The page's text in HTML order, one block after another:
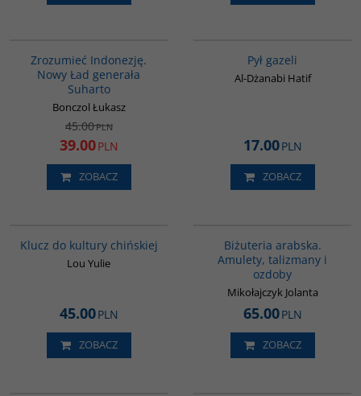
Zrozumieć Indonezję.
Nowy Ład generała
Suharto
Bonczol Łukasz
45.00PLN
39.00PLN
ZOBACZ
Pył gazeli
Al-Dżanabi Hatif
17.00PLN
ZOBACZ
Klucz do kultury chińskiej
Lou Yulie
45.00PLN
ZOBACZ
Biżuteria arabska.
Amulety, talizmany i
ozdoby
Mikołajczyk Jolanta
65.00PLN
ZOBACZ